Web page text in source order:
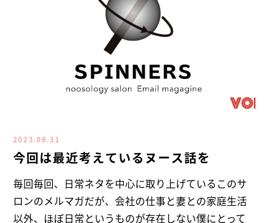
2023.08.31
今回は最近考えているヌース話を
毎回毎回、日常ネタを中心に取り上げているこのサ
ロンのメルマガだが、会社の仕事と妻との家庭生活
以外、ほぼ日常というものが存在しない僕にとって